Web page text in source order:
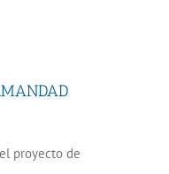
proyecto de